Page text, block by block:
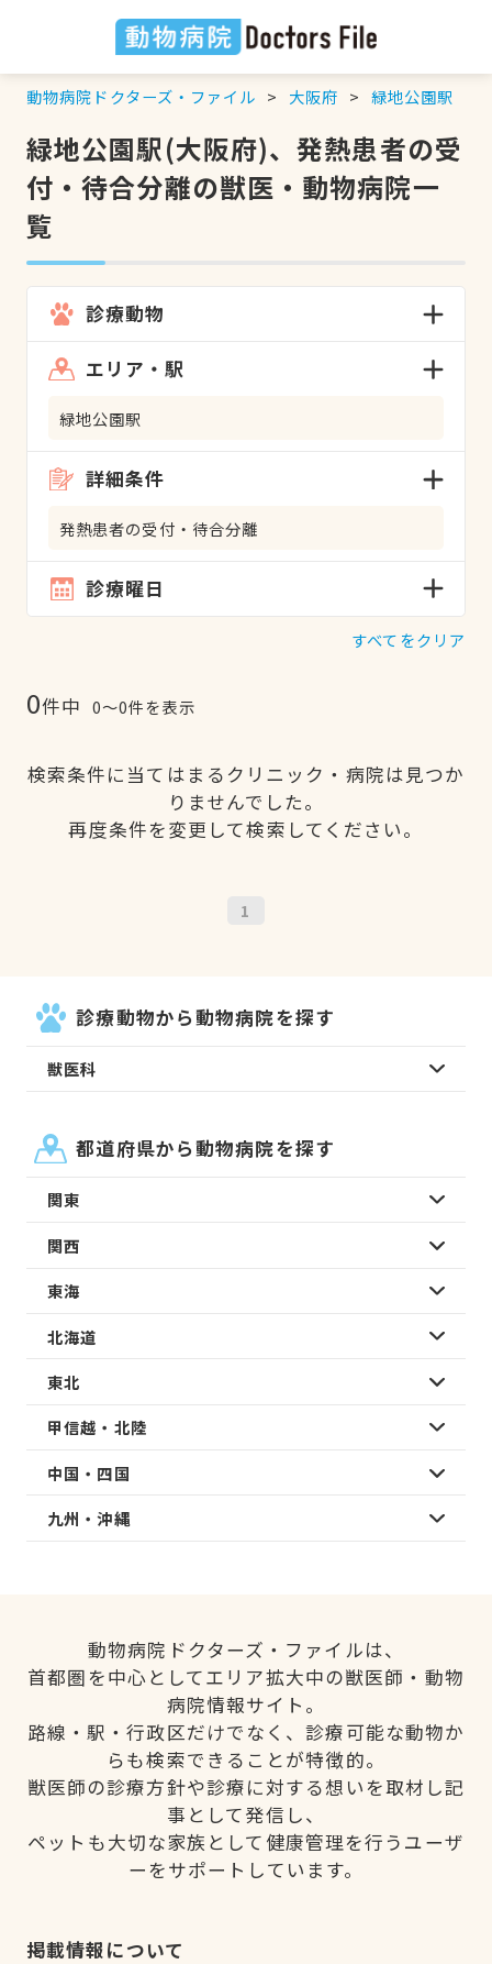
動物病院ドクターズ・ファイル 大阪府 緑地公園駅
緑地公園駅(大阪府)、発熱患者の受
付・待合分離の獣医・動物病院一
覧
診療動物
エリア・駅
緑地公園駅
詳細条件
発熱患者の受付・待合分離
診療曜日
すべてをクリア
0件中 0〜0件を表示
検索条件に当てはまるクリニック・病院は見つか
りませんでした。
再度条件を変更して検索してください。
1
診療動物から動物病院を探す
獣医科
都道府県から動物病院を探す
関東
関西
東海
北海道
東北
甲信越・北陸
中国・四国
九州・沖縄
動物病院ドクターズ・ファイルは、
首都圏を中心としてエリア拡大中の獣医師・動物
病院情報サイト。
路線・駅・行政区だけでなく、診療可能な動物か
らも検索できることが特徴的。
獣医師の診療方針や診療に対する想いを取材し記
事として発信し、
ペットも大切な家族として健康管理を行うユーザ
ーをサポートしています。
掲載情報について